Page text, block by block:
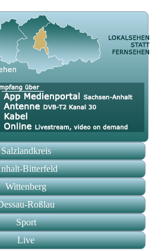
Salzlandkreis
Bitterfeld
Wittenberg
Roßlau
Sport
Live